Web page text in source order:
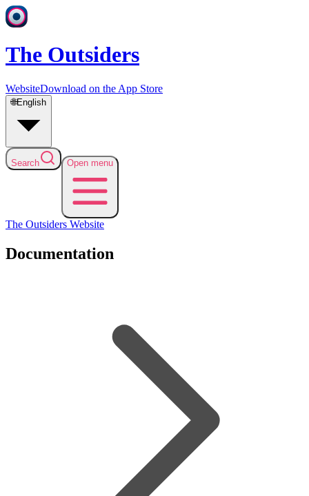
The Outsiders
WebsiteDownload on the App Store
🌐English
Search Open menu
The Outsiders Website
Documentation